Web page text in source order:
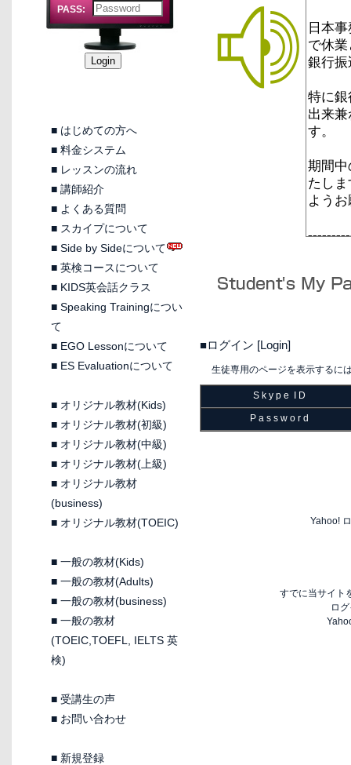
PASS:
■ はじめての方へ
■ 料金システム
■ レッスンの流れ
■ 講師紹介
■ よくある質問
■ スカイプについて
■ Side by Sideについて
■ 英検コースについて
■ KIDS英会話クラス
■ Speaking Trainingについ
て
■ EGO Lessonについて
■ ES Evaluationについて
■ オリジナル教材(Kids)
■ オリジナル教材(初級)
■ オリジナル教材(中級)
■ オリジナル教材(上級)
■ オリジナル教材
(business)
■ オリジナル教材(TOEIC)
■ 一般の教材(Kids)
■ 一般の教材(Adults)
■ 一般の教材(business)
■ 一般の教材
(TOEIC,TOEFL, IELTS 英
検)
■ 受講生の声
■ お問い合わせ
■ 新規登録
■ログイン [Login]
生徒専用のページを表示するに
S k y p e I D
P a s s w o r d
Yahoo!
すでに当サイト
ロ